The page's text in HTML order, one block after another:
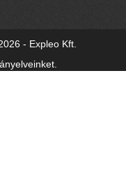
- Expleo Kft.